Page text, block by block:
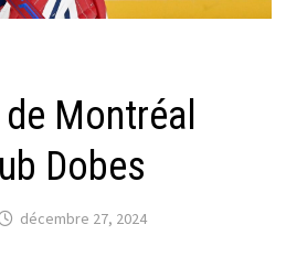
de Montréal
Dobes
décembre 27, 2024